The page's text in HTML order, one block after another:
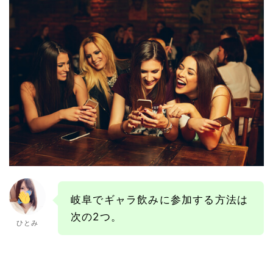
ひとみ
岐阜でギャラ飲みに参加する方法は
次の2つ。